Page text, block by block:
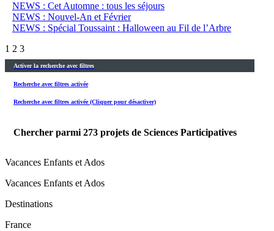
NEWS : Cet Automne : tous les séjours
NEWS : Nouvel-An et Février
NEWS : Spécial Toussaint : Halloween au Fil de l’Arbre
1 2 3
Activer la recherche avec filtres
Recherche avec filtres activée
Recherche avec filtres activée (Cliquer pour désactiver)
Chercher parmi 273 projets de Sciences Participatives
Vacances Enfants et Ados
Vacances Enfants et Ados
Destinations
France